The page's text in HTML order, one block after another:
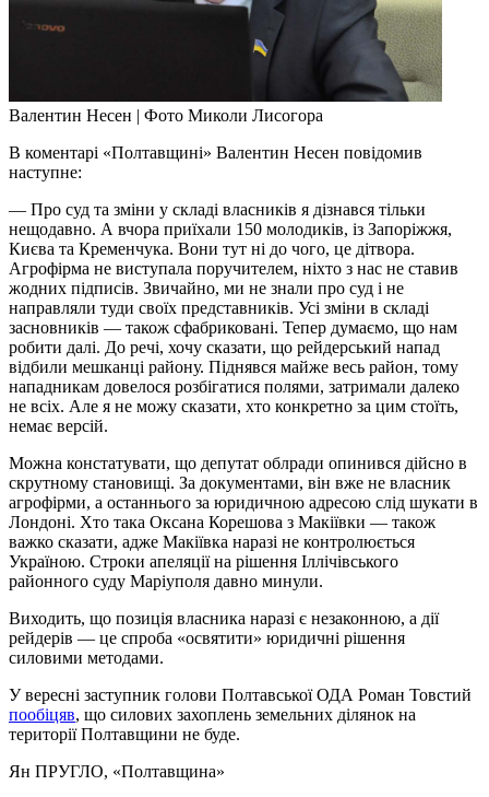
Валентин Несен | Фото Миколи Лисогора
В коментарі «Полтавщині» Валентин Несен повідомив
наступне:
— Про суд та зміни у складі власників я дізнався тільки
нещодавно. А вчора приїхали 150 молодиків, із Запоріжжя,
Києва та Кременчука. Вони тут ні до чого, це дітвора.
Агрофірма не виступала поручителем, ніхто з нас не ставив
жодних підписів. Звичайно, ми не знали про суд і не
направляли туди своїх представників. Усі зміни в складі
засновників — також сфабриковані. Тепер думаємо, що нам
робити далі. До речі, хочу сказати, що рейдерський напад
відбили мешканці району. Піднявся майже весь район, тому
нападникам довелося розбігатися полями, затримали далеко
не всіх. Але я не можу сказати, хто конкретно за цим стоїть,
немає версій.
Можна констатувати, що депутат облради опинився дійсно в
скрутному становищі. За документами, він вже не власник
агрофірми, а останнього за юридичною адресою слід шукати в
Лондоні. Хто така Оксана Корешова з Макіївки — також
важко сказати, адже Макіївка наразі не контролюється
Україною. Строки апеляції на рішення Іллічівського
районного суду Маріуполя давно минули.
Виходить, що позиція власника наразі є незаконною, а дії
рейдерів — це спроба «освятити» юридичні рішення
силовими методами.
У вересні заступник голови Полтавської ОДА Роман Товстий
пообіцяв, що силових захоплень земельних ділянок на
території Полтавщини не буде.
Ян ПРУГЛО, «Полтавщина»